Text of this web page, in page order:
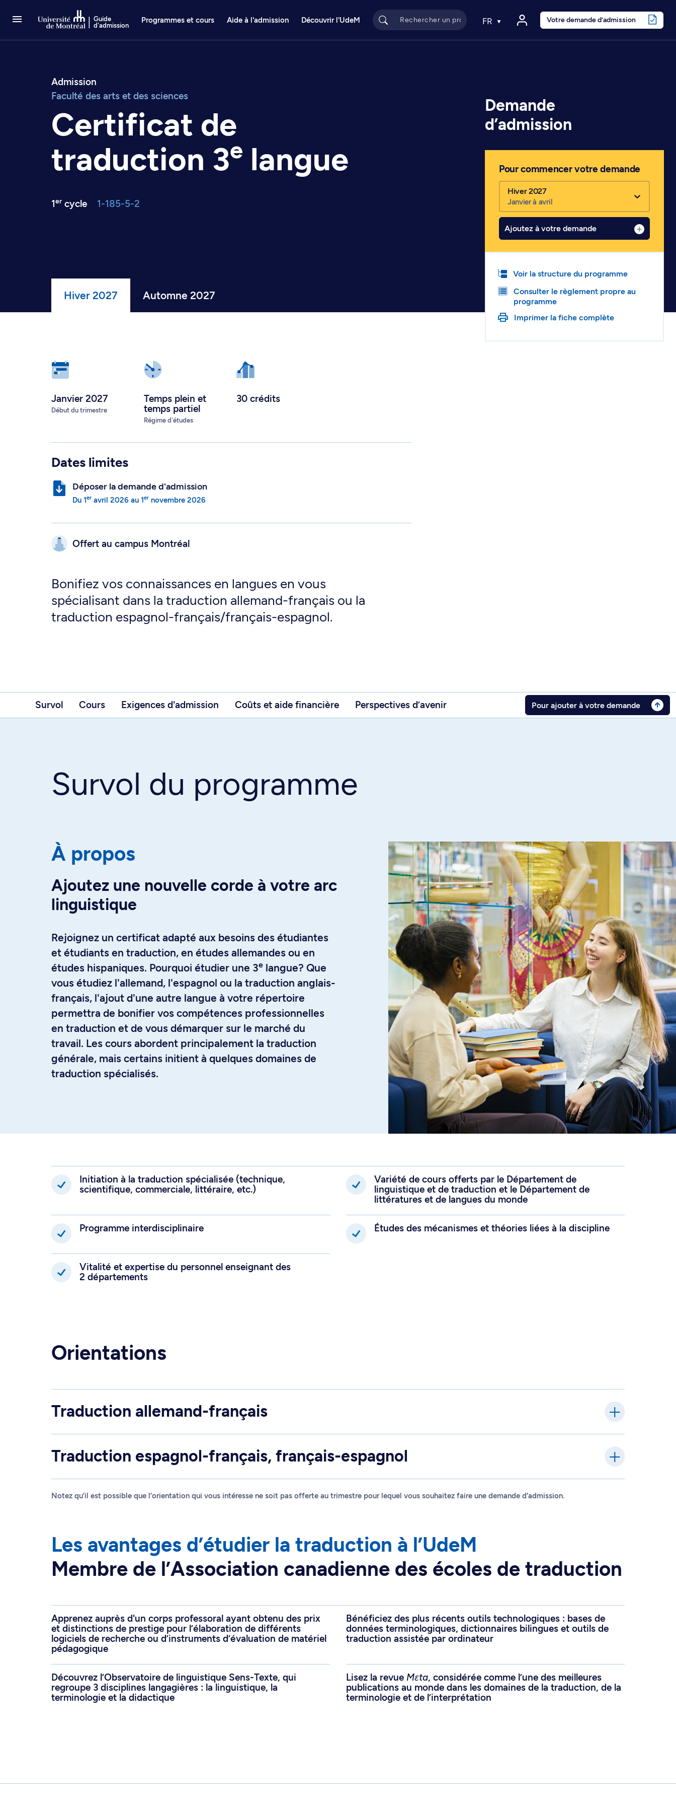
Guide
d'admission
Programmes et cours Aide à l'admission Découvrir l'UdeM FR Votre demande d’admission
Admission
Faculté des arts et des sciences
Certificat de
traduction 3e langue
1er cycle 1-185-5-2
Hiver 2027 Automne 2027
Janvier 2027
Début du trimestre
Temps plein et
temps partiel
Régime d'études
30 crédits
Dates limites
Déposer la demande d'admission
Du 1er avril 2026 au 1er novembre 2026
Offert au campus Montréal
Bonifiez vos connaissances en langues en vous
spécialisant dans la traduction allemand-français ou la
traduction espagnol-français/français-espagnol.
Demande
d’admission
Pour commencer votre demande
Hiver 2027
Janvier à avril
Ajoutez à votre demande
Voir la structure du programme
Consulter le règlement propre au
programme
Imprimer la fiche complète
Survol Cours Exigences d'admission Coûts et aide financière Perspectives d’avenir Pour ajouter à votre demande
Survol du programme
À propos
Ajoutez une nouvelle corde à votre arc
linguistique
Rejoignez un certificat adapté aux besoins des étudiantes
et étudiants en traduction, en études allemandes ou en
études hispaniques. Pourquoi étudier une 3e langue? Que
vous étudiez l'allemand, l'espagnol ou la traduction anglais-
français, l'ajout d'une autre langue à votre répertoire
permettra de bonifier vos compétences professionnelles
en traduction et de vous démarquer sur le marché du
travail. Les cours abordent principalement la traduction
générale, mais certains initient à quelques domaines de
traduction spécialisés.
Initiation à la traduction spécialisée (technique,
scientifique, commerciale, littéraire, etc.)
Variété de cours offerts par le Département de
linguistique et de traduction et le Département de
littératures et de langues du monde
Programme interdisciplinaire Études des mécanismes et théories liées à la discipline
Vitalité et expertise du personnel enseignant des
2 départements
Orientations
Traduction allemand-français
Traduction espagnol-français, français-espagnol
Notez qu’il est possible que l’orientation qui vous intéresse ne soit pas offerte au trimestre pour lequel vous souhaitez faire une demande d’admission.
Les avantages d’étudier la traduction à l’UdeM
Membre de l’Association canadienne des écoles de traduction
Apprenez auprès d'un corps professoral ayant obtenu des prix
et distinctions de prestige pour l’élaboration de différents
logiciels de recherche ou d’instruments d’évaluation de matériel
pédagogique
Bénéficiez des plus récents outils technologiques : bases de
données terminologiques, dictionnaires bilingues et outils de
traduction assistée par ordinateur
Découvrez l’Observatoire de linguistique Sens-Texte, qui
regroupe 3 disciplines langagières : la linguistique, la
terminologie et la didactique
Lisez la revue Mεta, considérée comme l’une des meilleures
publications au monde dans les domaines de la traduction, de la
terminologie et de l’interprétation